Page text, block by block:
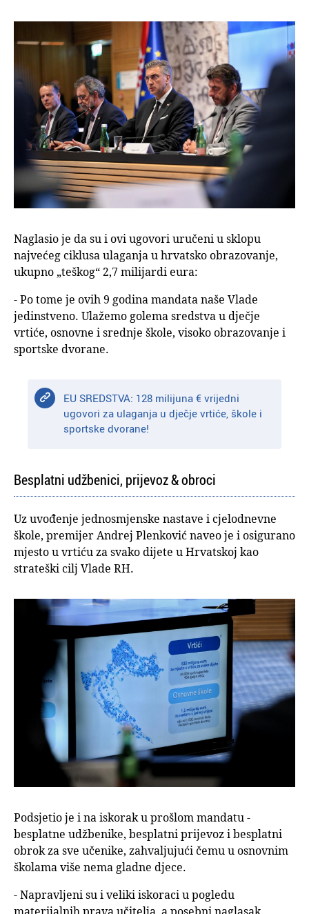
Naglasio je da su i ovi ugovori uručeni u sklopu
najvećeg ciklusa ulaganja u hrvatsko obrazovanje,
ukupno „teškog“ 2,7 milijardi eura:
- Po tome je ovih 9 godina mandata naše Vlade
jedinstveno. Ulažemo golema sredstva u dječje
vrtiće, osnovne i srednje škole, visoko obrazovanje i
sportske dvorane.
EU SREDSTVA: 128 milijuna € vrijedni
ugovori za ulaganja u dječje vrtiće, škole i
sportske dvorane!
Besplatni udžbenici, prijevoz & obroci
Uz uvođenje jednosmjenske nastave i cjelodnevne
škole, premijer Andrej Plenković naveo je i osigurano
mjesto u vrtiću za svako dijete u Hrvatskoj kao
strateški cilj Vlade RH.
Podsjetio je i na iskorak u prošlom mandatu -
besplatne udžbenike, besplatni prijevoz i besplatni
obrok za sve učenike, zahvaljujući čemu u osnovnim
školama više nema gladne djece.
- Napravljeni su i veliki iskoraci u pogledu